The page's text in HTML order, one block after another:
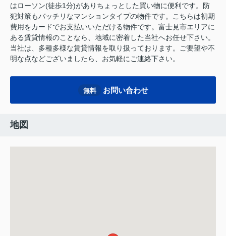
はローソン(徒歩1分)がありちょっとした買い物に便利です。防
犯対策もバッチリなマンションタイプの物件です。こちらは初期
費用をカードでお支払いいただける物件です。富士見市エリアに
ある賃貸情報のことなら、地域に密着した当社へお任せ下さい。
当社は、多種多様な賃貸情報を取り扱っております。ご要望や不
明な点などございましたら、お気軽にご連絡下さい。
無料 お問い合わせ
地図